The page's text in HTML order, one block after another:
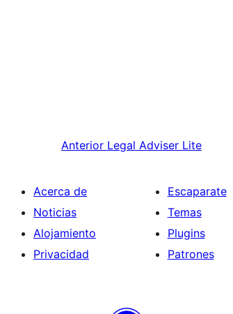
Anterior Legal Adviser Lite
Acerca de
Noticias
Alojamiento
Privacidad
Escaparate
Temas
Plugins
Patrones